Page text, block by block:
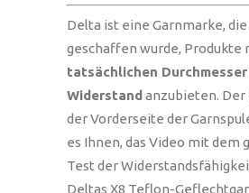
Delta ist eine Garnmarke,
geschaffen wurde, Produkte
tatsächlichen Durchmesser
Widerstand anzubieten. Der
der Vorderseite der
es Ihnen, das Video mit dem
Test der
Deltas X8 Teflon-